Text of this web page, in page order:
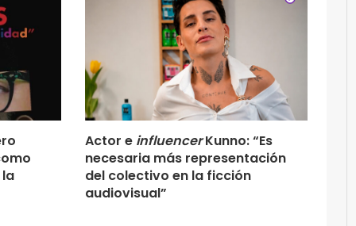
Actor e influencerKunno: “Es
necesaria más representación
del colectivo en la ficción
audiovisual”